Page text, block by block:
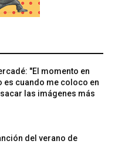
"El momento en
es cuando me coloco en
las imágenes más
del verano de